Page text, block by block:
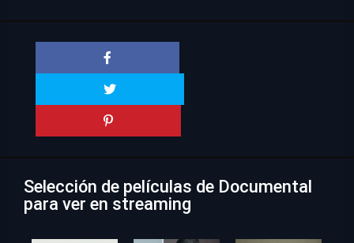
Selección de películas de Documental
para ver en streaming